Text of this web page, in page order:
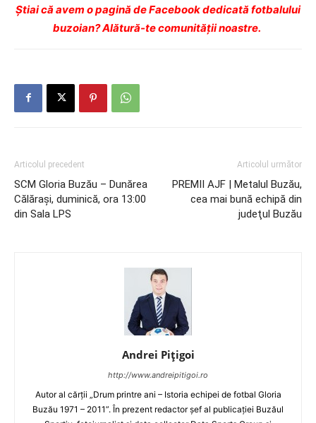
Ştiai că avem o pagină de Facebook dedicată fotbalului
buzoian? Alătură-te comunității noastre.
Articolul precedent
SCM Gloria Buzău – Dunărea
Călăraşi, duminică, ora 13:00
din Sala LPS
Articolul următor
PREMII AJF | Metalul Buzău,
cea mai bună echipă din
judeţul Buzău
Andrei Pițigoi
http://www.andreipitigoi.ro
Autor al cărţii „Drum printre ani – Istoria echipei de fotbal Gloria
Buzău 1971 – 2011”. În prezent redactor şef al publicaţiei Buzăul